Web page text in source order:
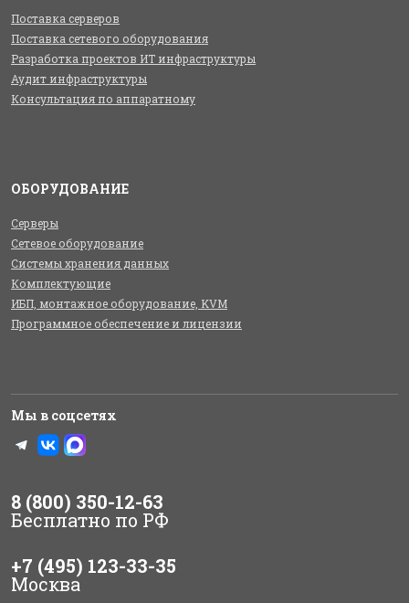
Поставка серверов
Поставка сетевого оборудования
Разработка проектов ИТ инфраструктуры
Аудит инфраструктуры
Консультация по аппаратному
ОБОРУДОВАНИЕ
Серверы
Сетевое оборудование
Системы хранения данных
Комплектующие
ИБП, монтажное оборудование, KVM
Программное обеспечение и лицензии
Мы в соцсетях
8 (800) 350-12-63
Бесплатно по РФ
+7 (495) 123-33-35
Москва